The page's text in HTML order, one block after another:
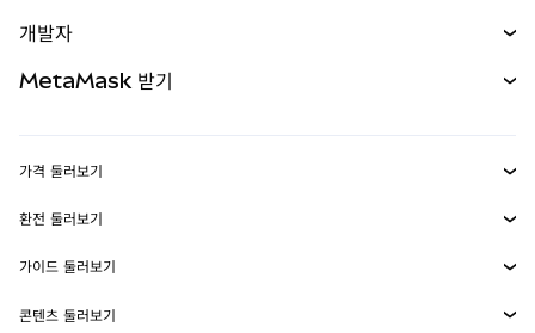
무기한 선물
실물자산
개발자
MetaMask Connect
Snaps
웹3 서비스
MetaMask 받기
보안
고객 지원
가격 둘러보기
이더리움 가격
솔라나 가격
환전 둘러보기
ETH를 USD로 환전
USDT를 INR로 환전
가이드 둘러보기
ETH 매수
콘텐츠 둘러보기